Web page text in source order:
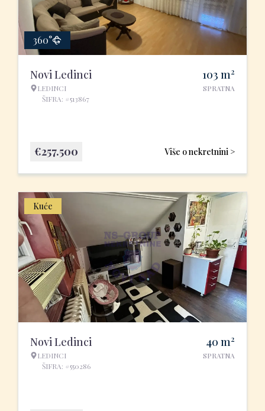
360°
Novi Ledinci
LEDINCI
ŠIFRA: #513867
103 m2
SPRATNA
Više o nekretnini >
€257.500
Kuće
Novi Ledinci
LEDINCI
ŠIFRA: #550286
40 m2
SPRATNA